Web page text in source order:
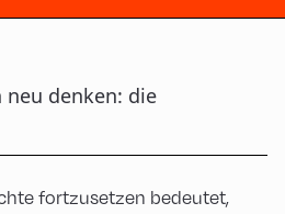
denken: die
fortzusetzen bedeutet,